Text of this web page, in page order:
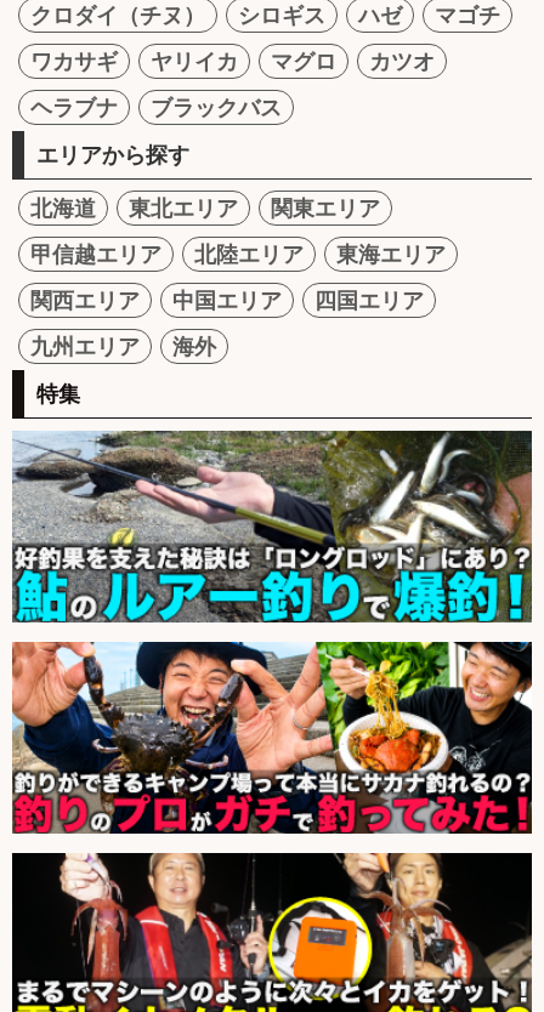
クロダイ（チヌ）
シロギス ハゼ
マゴチ
ワカサギ
ヤリイカ マグロ
カツオ
ヘラブナ
ブラックバス
エリアから探す
北海道 東北エリア
関東エリア
甲信越エリア
北陸エリア
東海エリア
関西エリア
中国エリア
四国エリア
九州エリア
海外
特集